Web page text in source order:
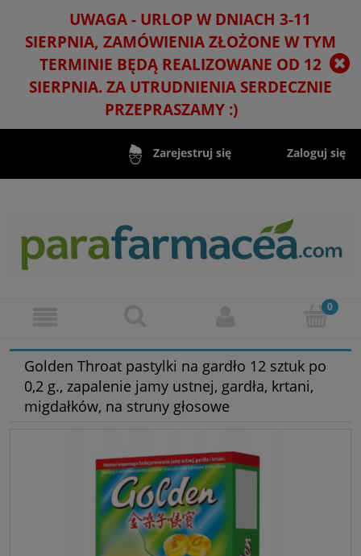
UWAGA - URLOP W DNIACH 3-11
SIERPNIA, ZAMÓWIENIA ZŁOŻONE W TYM
TERMINIE BĘDĄ REALIZOWANE OD 12
SIERPNIA. ZA UTRUDNIENIA SERDECZNIE
PRZEPRASZAMY :)
Zarejestruj się Zaloguj się
Golden Throat pastylki na gardło 12 sztuk po
0,2 g., zapalenie jamy ustnej, gardła, krtani,
migdałków, na struny głosowe